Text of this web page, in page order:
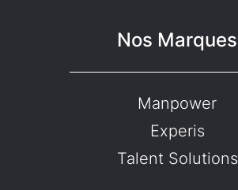
Nos Marques
Manpower
Experis
Talent Solutions